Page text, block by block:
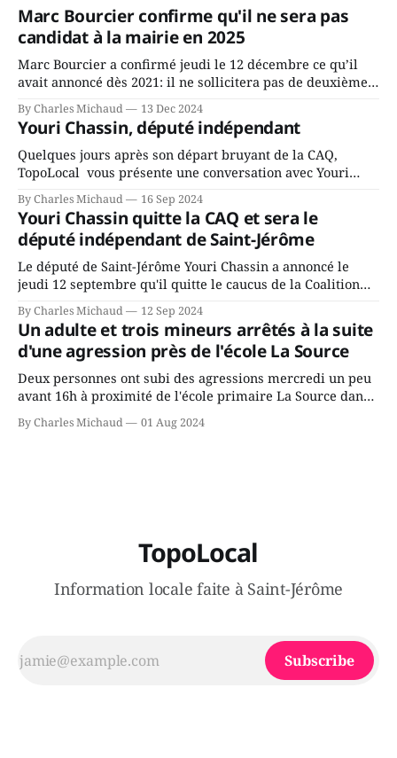
Marc Bourcier confirme qu'il ne sera pas
candidat à la mairie en 2025
Marc Bourcier a confirmé jeudi le 12 décembre ce qu’il
avait annoncé dès 2021: il ne sollicitera pas de deuxième
mandat à titre de maire de Saint-Jérôme. Bourcier en a
fait l’annonce en s’adressant aux employés de la ville,
rassemblés en soirée pour leur traditionnel souper
By Charles Michaud 13 Dec 2024
Youri Chassin, député indépendant
Quelques jours après son départ bruyant de la CAQ,
TopoLocal vous présente une conversation avec Youri
Chassin. Nous avons causé de sa décision. Y songeait-il
depuis longtemps? Sera-t-il candidat indépendant dans 2
ans? Joindrait-il un autre parti, par exemple les
conservateurs d’Éric Duhaime? Que lui
By Charles Michaud 16 Sep 2024
Youri Chassin quitte la CAQ et sera le
député indépendant de Saint-Jérôme
Le député de Saint-Jérôme Youri Chassin a annoncé le
jeudi 12 septembre qu'il quitte le caucus de la Coalition
Avenir Québec de François Legault parce qu'il est déçu du
gouvernement de la CAQ, surtout de son incapacité, qu'il
juge chronique, à offrir des
By Charles Michaud 12 Sep 2024
Un adulte et trois mineurs arrêtés à la suite
d'une agression près de l'école La Source
Deux personnes ont subi des agressions mercredi un peu
avant 16h à proximité de l'école primaire La Source dans
le secteur Bellefeuille de Saint-Jérôme. L'une de deux
victimes aurait été écrasée sous un véhicule et aspergée
By Charles Michaud 01 Aug 2024
TopoLocal
Information locale faite à Saint-Jérôme
Subscribe